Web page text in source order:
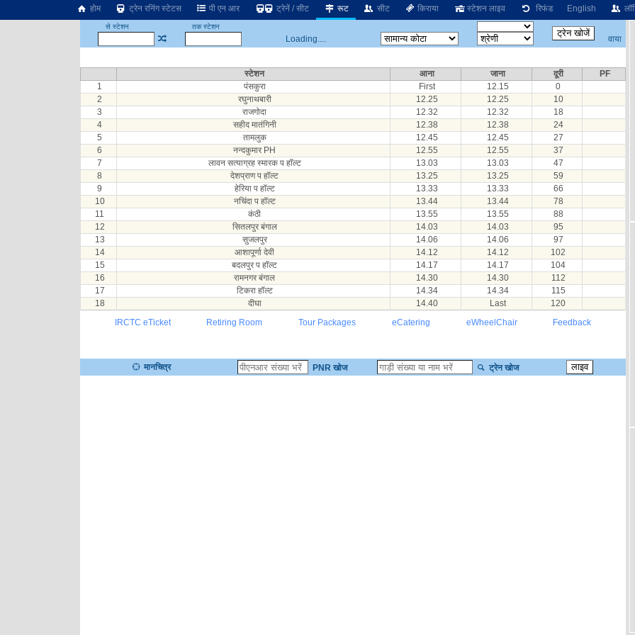
होम ट्रेन रनिंग स्टेटस पी एन आर ट्रेनें / सीट रूट सीट किराया स्टेशन लाइव रिफंड English
से स्टेशन तक स्टेशन
Loading.... वाया
स्टेशन आना जाना दूरी
PF
1
पंसकुरा First 12.15
0
2
रघुनाथबारी 12.25 12.25
10
3
राजगोदा 12.32 12.32
18
4
सहीद मातंगिनी 12.38 12.38
24
5
तामलुक 12.45 12.45
27
6
नन्दकुमार PH 12.55 12.55
37
7
लावन सत्याग्रह स्मारक प हॉल्ट 13.03 13.03
47
8
देशप्राण प हॉल्ट 13.25 13.25
59
9
हेरिया प हॉल्ट 13.33 13.33
66
10
नचिंदा प हॉल्ट 13.44 13.44
78
11
कंठी 13.55 13.55
88
12
सितलपुर बंगाल 14.03 14.03
95
13
सुजलपुर 14.06 14.06
97
14
आशापूर्णा देवी 14.12 14.12
102
15
बदलपुर प हॉल्ट 14.17 14.17
104
16
रामनगर बंगाल 14.30 14.30
112
17
टिकरा हॉल्ट 14.34 14.34
115
18
दीघा 14.40 Last
120
IRCTC eTicket
Retiring Room Tour Packages eCatering eWheelChair Feedback
मानचित्र PNR खोज ट्रेन खोज